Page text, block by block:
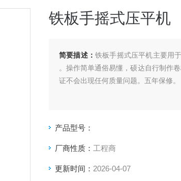
铁板手摇式压平机
简要描述： 铁板手摇式压平机主要用
。操作简单通俗易懂，硕达自行制作
证不会出现任何质量问题。五年保修。
产品型号：
厂商性质： 工程商
更新时间： 2026-04-07